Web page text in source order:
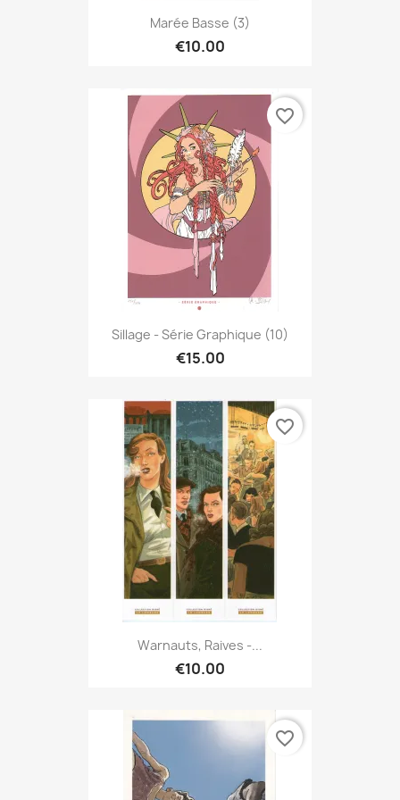
Marée Basse (3)
€10.00
Sillage - Série Graphique (10)
€15.00
favorite_border
Warnauts, Raives -...
€10.00
favorite_border
favorite_border